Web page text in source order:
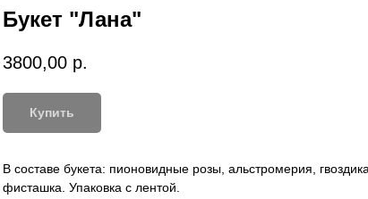
Букет "Лана"
3800,00 р.
Купить
В составе букета: пионовидные розы, альстромерия,
фисташка. Упаковка с лентой.